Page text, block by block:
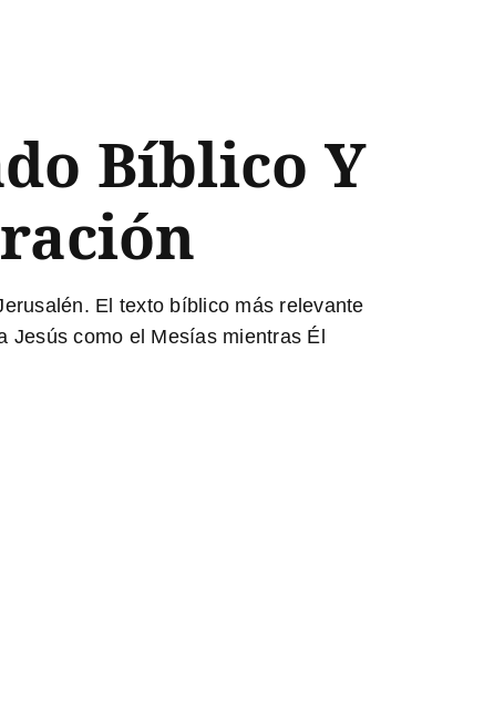
Bíblico Y
El texto bíblico más relevante
Jesús como el Mesías mientras Él